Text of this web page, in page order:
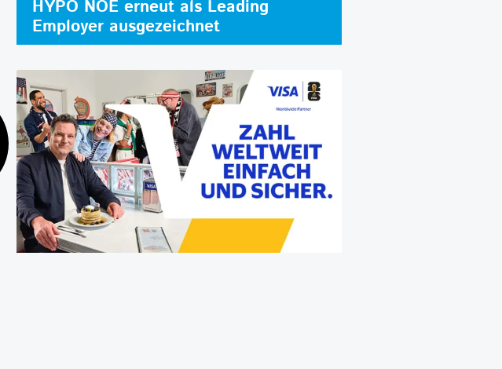
HYPO NOE erneut als Leading
Employer ausgezeichnet